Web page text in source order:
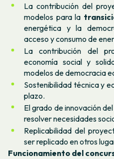
La contribución del
modelos para la
energética y la
acceso y consumo de
La contribución del
economía social y
modelos de democracia
Sostenibilidad técnica y
plazo.
El grado de innovación
resolver necesidades
Replicabilidad del
ser replicado en otros
Funcionamiento del